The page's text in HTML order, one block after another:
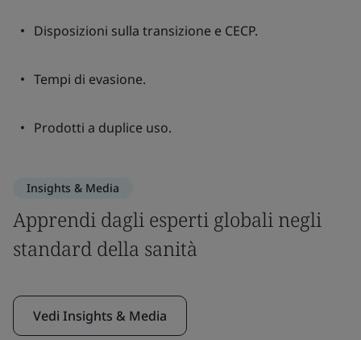
Disposizioni sulla transizione e CECP.
Tempi di evasione.
Prodotti a duplice uso.
Insights & Media
Apprendi dagli esperti globali negli
standard della sanità
Vedi Insights & Media